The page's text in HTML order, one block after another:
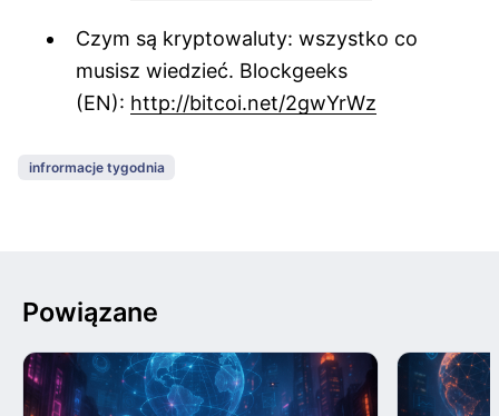
Czym są kryptowaluty: wszystko co
musisz wiedzieć. Blockgeeks
(EN): http://bitcoi.net/2gwYrWz
infrormacje tygodnia
Powiązane